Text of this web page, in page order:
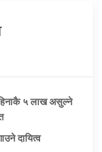
५ लाख असुल्ने
दायित्व